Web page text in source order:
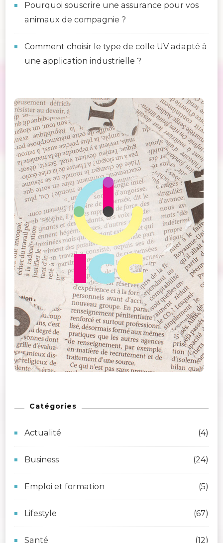
Pourquoi souscrire une assurance pour vos
animaux de compagnie ?
Comment choisir le type de colle UV adapté à
une application industrielle ?
Catégories
Actualité (4)
Business (24)
Emploi et formation (5)
Lifestyle (67)
Santé (12)